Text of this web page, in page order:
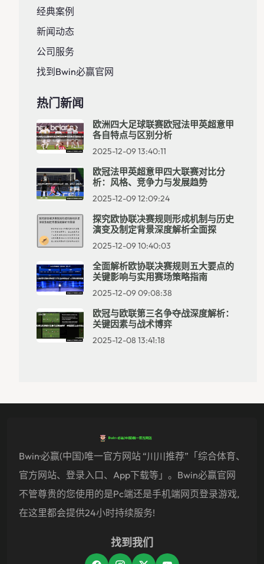
经典案例
新闻动态
公司服务
找到Bwin必赢官网
热门新闻
欧洲四大足球联赛欧冠法甲英超意甲
各自特点与区别分析
2025-12-09 13:40:11
欧冠法甲英超意甲四大联赛对比分
析：风格、竞争力与发展趋势
2025-12-09 12:09:24
探究欧协联决赛规则形成机制与历史
演变及制定背景深度解析全面探
2025-12-09 10:40:03
全面解析欧协联决赛规则五大要点的
关键影响与实用赛场策略指南
2025-12-09 09:08:38
欧冠与欧联第三名争夺战深度解析：
关键因素与战术博弈
2025-12-08 13:41:18
Bwin·必赢(中国)唯一官方网站 “川川推荐”「综合体育、
官方网站、登录入口、app下载等」。Bwin必赢官网
不管尊贵的您使用的是pc端还是手机端网页登录游戏,
在这里都会提供24小时持续服务!
找到我们